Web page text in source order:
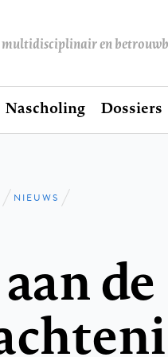
en
Nascholing Dossiers
NIEUWS
de